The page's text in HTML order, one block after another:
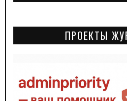
ПРОЕКТЫ